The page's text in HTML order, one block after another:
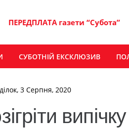
ПЕРЕДПЛАТА газети “Субота”
СУБОТНІЙ ЕКСКЛЮЗИВ
3 Серпня, 2020